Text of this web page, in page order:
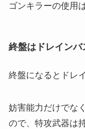
ゴンキラーの使用
終盤はドレイン
終盤になるとドレ
妨害能力だけでな
ので、特攻武器は